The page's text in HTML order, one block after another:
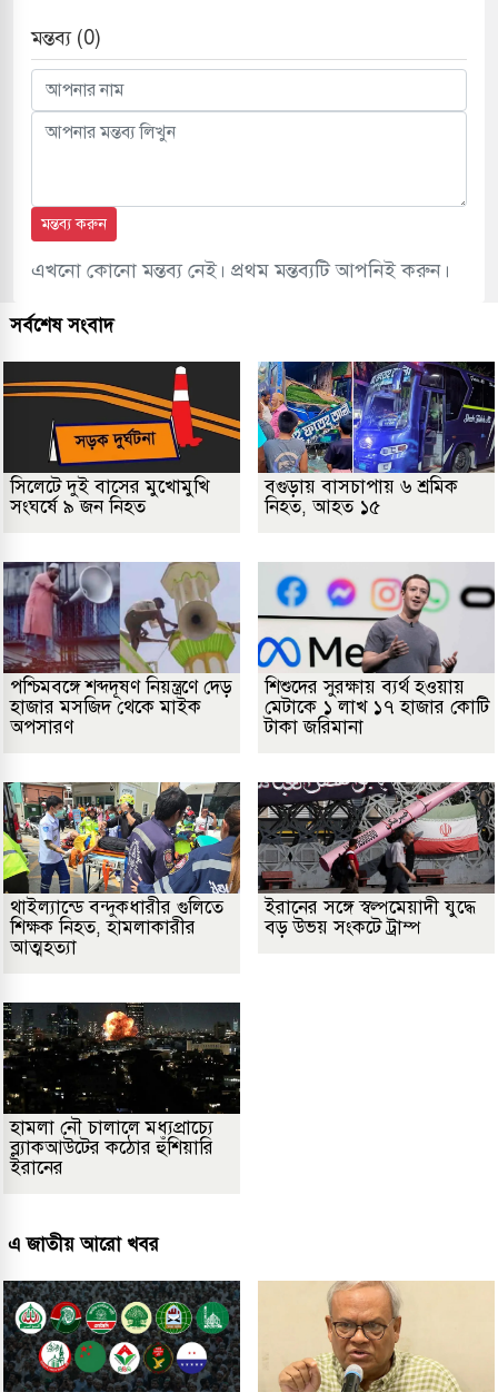
মন্তব্য (0)
মন্তব্য করুন
এখনো কোনো মন্তব্য নেই। প্রথম মন্তব্যটি আপনিই করুন।
সর্বশেষ সংবাদ
সিলেটে দুই বাসের মুখোমুখি
সংঘর্ষে ৯ জন নিহত
বগুড়ায় বাসচাপায় ৬ শ্রমিক
নিহত, আহত ১৫
পশ্চিমবঙ্গে শব্দদূষণ নিয়ন্ত্রণে দেড়
হাজার মসজিদ থেকে মাইক
অপসারণ
শিশুদের সুরক্ষায় ব্যর্থ হওয়ায়
মেটাকে ১ লাখ ১৭ হাজার কোটি
টাকা জরিমানা
থাইল্যান্ডে বন্দুকধারীর গুলিতে
শিক্ষক নিহত, হামলাকারীর
আত্মহত্যা
ইরানের সঙ্গে স্বল্পমেয়াদী যুদ্ধে
বড় উভয় সংকটে ট্রাম্প
হামলা নৌ চালালে মধ্যপ্রাচ্যে
ব্ল্যাকআউটের কঠোর হুঁশিয়ারি
ইরানের
এ জাতীয় আরো খবর